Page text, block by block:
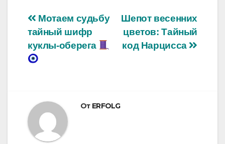
Навигация
по
записям
Шепот весенних
цветов: Тайный
код Нарцисса
Мотаем судьбу
тайный шифр
куклы-оберега
От ERFOLG